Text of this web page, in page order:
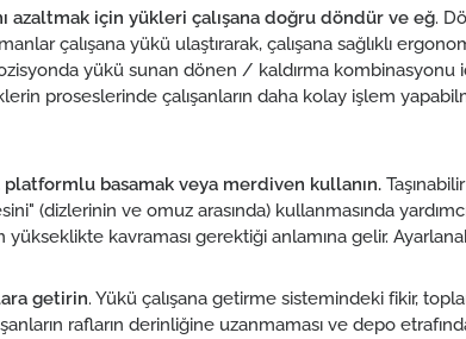
azaltmak için yükleri çalışana doğru döndür ve eğ.
çalışana yükü ulaştırarak, çalışana sağlıklı
yükü sunan dönen / kaldırma kombinasyonu
proseslerinde çalışanların daha kolay işlem
platformlu basamak veya merdiven kullanın.
(dizlerinin ve omuz arasında) kullanmasında
kavraması gerektiği anlamına gelir.
getirin. Yükü çalışana getirme sistemindeki fikir,
rafların derinliğine uzanmaması ve depo